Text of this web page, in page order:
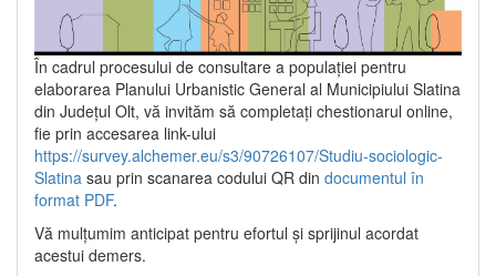
În cadrul procesului de consultare a populaţiei pentru
elaborarea Planului Urbanistic General al Municipiului Slatina
din Județul Olt, vă invităm să completați chestionarul online,
fie prin accesarea link-ului
https://survey.alchemer.eu/s3/90726107/Studiu-sociologic-
Slatina sau prin scanarea codului QR din documentul în
format PDF.
Vă mulţumim anticipat pentru efortul şi sprijinul acordat
acestui demers.